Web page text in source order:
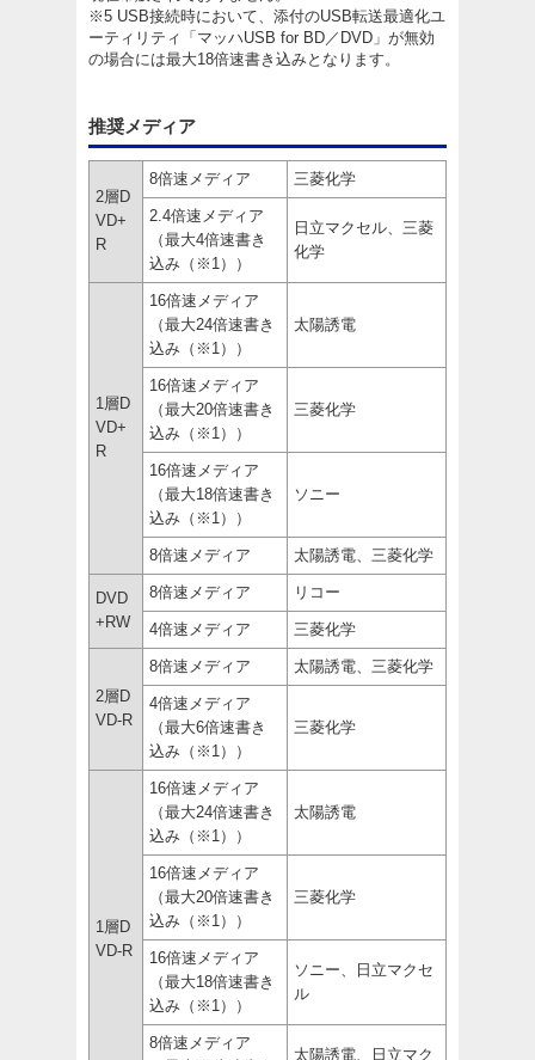
※5 USB接続時において、添付のUSB転送最適化ユ
ーティリティ「マッハUSB for BD／DVD」が無効
の場合には最大18倍速書き込みとなります。
推奨メディア
2層D
VD+
R
8倍速メディア 三菱化学
2.4倍速メディア
（最大4倍速書き
込み（※1））
日立マクセル、三菱
化学
1層D
VD+
R
16倍速メディア
（最大24倍速書き
込み（※1））
太陽誘電
16倍速メディア
（最大20倍速書き
込み（※1））
三菱化学
16倍速メディア
（最大18倍速書き
込み（※1））
ソニー
8倍速メディア 太陽誘電、三菱化学
DVD
+RW
8倍速メディア リコー
4倍速メディア 三菱化学
2層D
VD-R
8倍速メディア 太陽誘電、三菱化学
4倍速メディア
（最大6倍速書き
込み（※1））
三菱化学
1層D
VD-R
16倍速メディア
（最大24倍速書き
込み（※1））
太陽誘電
16倍速メディア
（最大20倍速書き
込み（※1））
三菱化学
16倍速メディア
（最大18倍速書き
込み（※1））
ソニー、日立マクセ
ル
8倍速メディア
太陽誘電、日立マク